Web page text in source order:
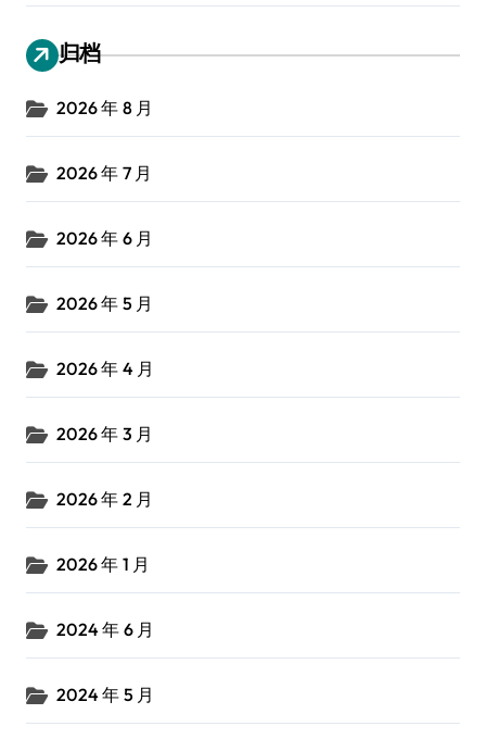
归档
2026 年 8 月
2026 年 7 月
2026 年 6 月
2026 年 5 月
2026 年 4 月
2026 年 3 月
2026 年 2 月
2026 年 1 月
2024 年 6 月
2024 年 5 月